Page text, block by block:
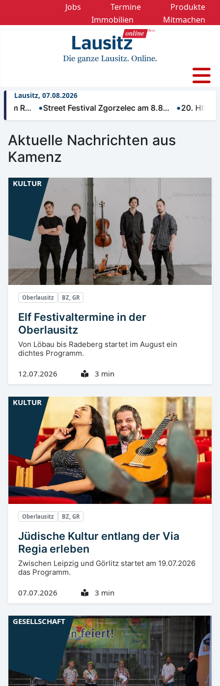
Jobs Termine
Produkte
Immobilien
Mitmachen
Lausitz, 07.08.2026
Street Festival Zgorzelec am 8.8… 20. HISTORIK
Aktuelle Nachrichten aus
Kamenz
Oberlausitz BZ, GR
Elf Festivaltermine in der
Oberlausitz
Von Löbau bis Radeberg startet im August ein
dichtes Programm.
12.07.2026 3 min
KULTUR
Oberlausitz BZ, GR
Jüdische Kultur entlang der Via
Regia erleben
Zwischen Leipzig und Görlitz startet am 19.07.2026
das Programm.
07.07.2026 3 min
KULTUR
GESELLSCHAFT